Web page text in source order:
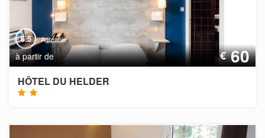
6.5 Agréable
à partir de €60
HÔTEL DU HELDER